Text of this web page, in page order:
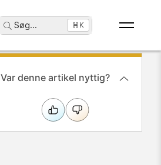
Søg... ⌘K
Var denne artikel nyttig?